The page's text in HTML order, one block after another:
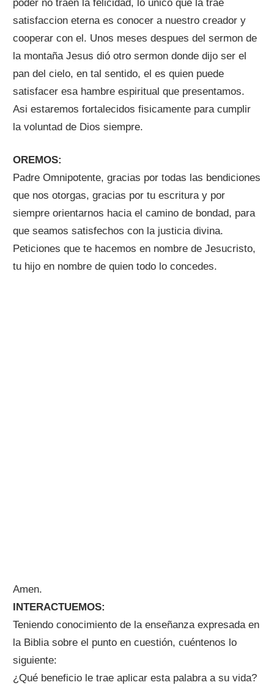
poder no traen la felicidad, lo unico que la trae
satisfaccion eterna es conocer a nuestro creador y
cooperar con el. Unos meses despues del sermon de
la montaña Jesus dió otro sermon donde dijo ser el
pan del cielo, en tal sentido, el es quien puede
satisfacer esa hambre espiritual que presentamos.
Asi estaremos fortalecidos fisicamente para cumplir
la voluntad de Dios siempre.
OREMOS:
Padre Omnipotente, gracias por todas las bendiciones
que nos otorgas, gracias por tu escritura y por
siempre orientarnos hacia el camino de bondad, para
que seamos satisfechos con la justicia divina.
Peticiones que te hacemos en nombre de Jesucristo,
tu hijo en nombre de quien todo lo concedes.
Amen.
INTERACTUEMOS:
Teniendo conocimiento de la enseñanza expresada en
la Biblia sobre el punto en cuestión, cuéntenos lo
siguiente:
¿Qué beneficio le trae aplicar esta palabra a su vida?